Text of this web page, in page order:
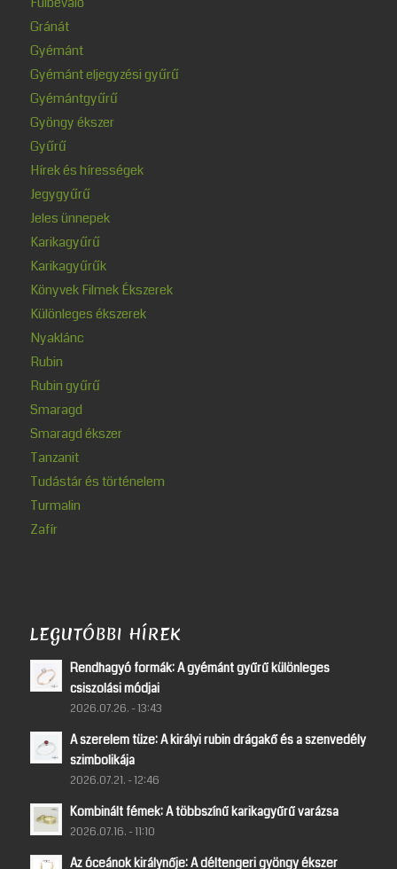
Gránát
Gyémánt
Gyémánt eljegyzési gyűrű
Gyémántgyűrű
Gyöngy ékszer
Gyűrű
Hírek és hírességek
Jegygyűrű
Jeles ünnepek
Karikagyűrű
Karikagyűrűk
Könyvek Filmek Ékszerek
Különleges ékszerek
Nyaklánc
Rubin
Rubin gyűrű
Smaragd
Smaragd ékszer
Tanzanit
Tudástár és történelem
Turmalin
Zafír
LEGUTÓBBI HÍREK
Rendhagyó formák: A gyémánt gyűrű különleges
csiszolási módjai
2026.07.26. - 13:43
A szerelem tüze: A királyi rubin drágakő és a szenvedély
szimbolikája
2026.07.21. - 12:46
Kombinált fémek: A többszínű karikagyűrű varázsa
2026.07.16. - 11:10
Az óceánok királynője: A déltengeri gyöngy ékszer